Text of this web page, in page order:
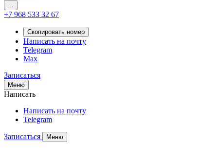
...
+7 968 533 32 67
Скопировать номер
Написать на почту
Telegram
Max
Записаться
Меню
Написать
Написать на почту
Telegram
Записаться Меню